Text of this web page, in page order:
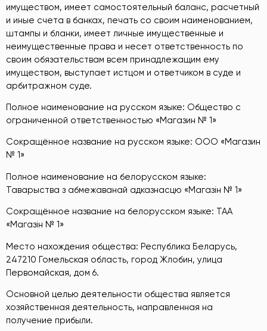
имуществом, имеет самостоятельный баланс, расчетный
и иные счета в банках, печать со своим наименованием,
штампы и бланки, имеет личные имущественные и
неимущественные права и несет ответственность по
своим обязательствам всем принадлежащим ему
имуществом, выступает истцом и ответчиком в суде и
арбитражном суде.
Полное наименование на русском языке: Общество с
ограниченной ответственностью «Магазин № 1»
Сокращённое название на русском языке: ООО «Магазин
№ 1»
Полное наименование на белорусском языке:
Таварыства з абмежаванай адказнасцю «Магазін № 1»
Сокращённое название на белорусском языке: ТАА
«Магазін № 1»
Место нахождения общества: Республика Беларусь,
247210 Гомельская область, город Жлобин, улица
Первомайская, дом 6.
Основной целью деятельности общества является
хозяйственная деятельность, направленная на
получение прибыли.